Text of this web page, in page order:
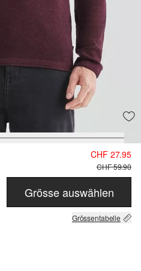
CHF 27.95
CHF 59.90
Grösse auswählen
Grössentabelle